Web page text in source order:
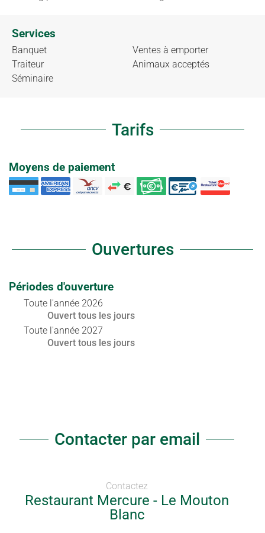
Services
Banquet
Traiteur
Séminaire
Ventes à emporter
Animaux acceptés
Tarifs
Moyens de paiement
Ouvertures
Périodes d'ouverture
Toute l'année 2026
Ouvert tous les jours
Toute l'année 2027
Ouvert tous les jours
Contacter par email
Contactez
Restaurant Mercure - Le Mouton
Blanc